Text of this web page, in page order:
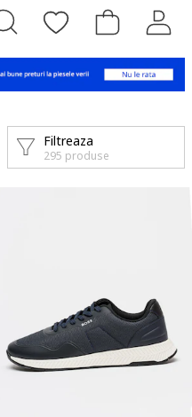
Filtreaza
295 produse